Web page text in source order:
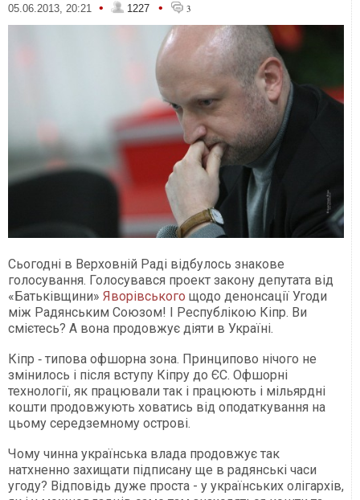
05.06.2013, 20:21 • 1227 • 3
Сьогодні в Верховній Раді відбулось знакове
голосування. Голосувався проект закону депутата від
«Батьківщини» Яворівського щодо денонсації Угоди
між Радянським Союзом! І Республікою Кіпр. Ви
смієтесь? А вона продовжує діяти в Україні.
Кіпр ‑ типова офшорна зона. Принципово нічого не
змінилось і після вступу Кіпру до ЄС. Офшорні
технології, як працювали так і працюють і мільярдні
кошти продовжують ховатись від оподаткування на
цьому середземному острові.
Чому чинна українська влада продовжує так
натхненно захищати підписану ще в радянські часи
угоду? Відповідь дуже проста - у українських олігархів,